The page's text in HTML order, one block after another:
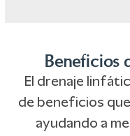
Beneficios
El drenaje
de beneficios
ayudando a